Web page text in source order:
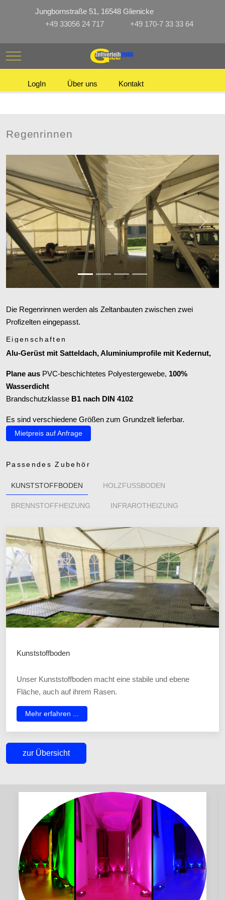
Jungbornstraße 51, 16548 Glienicke
+49 33056 24 717
+49 170-7 33 33 64
Mobile Menu Toggle
LogIn Über uns Kontakt
Regenrinnen
Zurück Weiter
Die Regenrinnen werden als Zeltanbauten zwischen zwei
Profizelten eingepasst.
Eigenschaften
Alu-Gerüst mit Satteldach, Aluminiumprofile mit Kedernut,
Plane aus PVC-beschichtetes Polyestergewebe, 100%
Wasserdicht
Brandschutzklasse B1 nach DIN 4102
Es sind verschiedene Größen zum Grundzelt lieferbar.
Mietpreis auf Anfrage
Passendes Zubehör
KUNSTSTOFFBODEN HOLZFUSSBODEN
BRENNSTOFFHEIZUNG INFRAROTHEIZUNG
Kunststoffboden
Unser Kunststoffboden macht eine stabile und ebene
Fläche, auch auf ihrem Rasen.
Mehr erfahren ...
zur Übersicht